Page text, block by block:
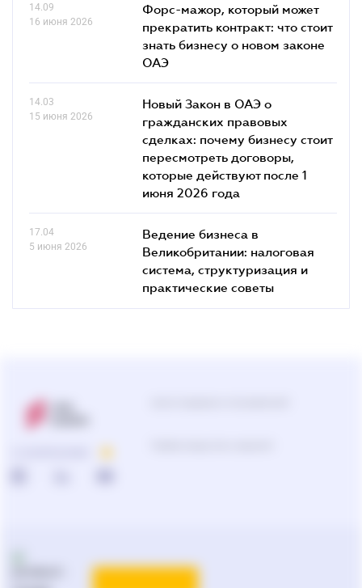
14.09
16 июня 2026
Форс-мажор, который может
прекратить контракт: что стоит
знать бизнесу о новом законе
ОАЭ
14.03
15 июня 2026
Новый Закон в ОАЭ о
гражданских правовых
сделках: почему бизнесу стоит
пересмотреть договоры,
которые действуют после 1
июня 2026 года
17.04
5 июня 2026
Ведение бизнеса в
Великобритании: налоговая
система, структуризация и
практические советы